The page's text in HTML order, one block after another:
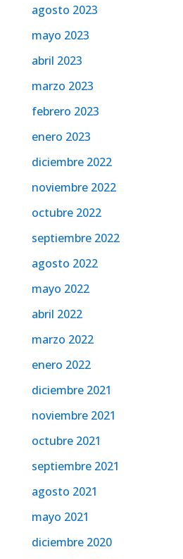
agosto 2023
mayo 2023
abril 2023
marzo 2023
febrero 2023
enero 2023
diciembre 2022
noviembre 2022
octubre 2022
septiembre 2022
agosto 2022
mayo 2022
abril 2022
marzo 2022
enero 2022
diciembre 2021
noviembre 2021
octubre 2021
septiembre 2021
agosto 2021
mayo 2021
diciembre 2020